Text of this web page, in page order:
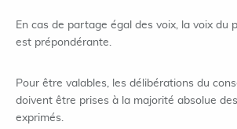
En cas de partage égal des voix, la voix du
est prépondérante.
Pour être valables, les délibérations du
doivent être prises à la majorité absolue
exprimés.